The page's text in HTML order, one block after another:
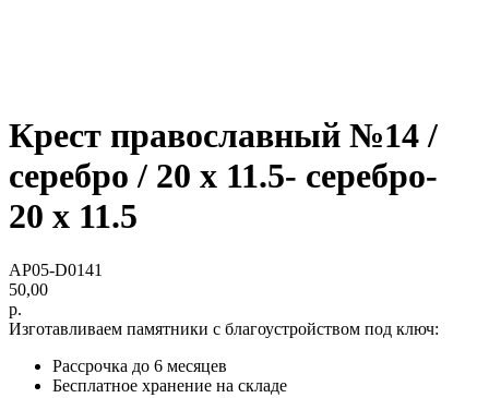
Крест православный №14 /
серебро / 20 х 11.5- серебро-
20 х 11.5
AP05-D0141
50,00
р.
Изготавливаем памятники с благоустройством под ключ:
Рассрочка до 6 месяцев
Бесплатное хранение на складе